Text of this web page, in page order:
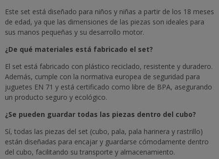
Este set está diseñado para niños y niñas a partir de los 18 meses
de edad, ya que las dimensiones de las piezas son ideales para
sus manos pequeñas y su desarrollo motor.
¿De qué materiales está fabricado el set?
El set está fabricado con plástico reciclado, resistente y duradero.
Además, cumple con la normativa europea de seguridad para
juguetes EN 71 y está certificado como libre de BPA, asegurando
un producto seguro y ecológico.
¿Se pueden guardar todas las piezas dentro del cubo?
Sí, todas las piezas del set (cubo, pala, pala harinera y rastrillo)
están diseñadas para encajar y guardarse cómodamente dentro
del cubo, facilitando su transporte y almacenamiento.